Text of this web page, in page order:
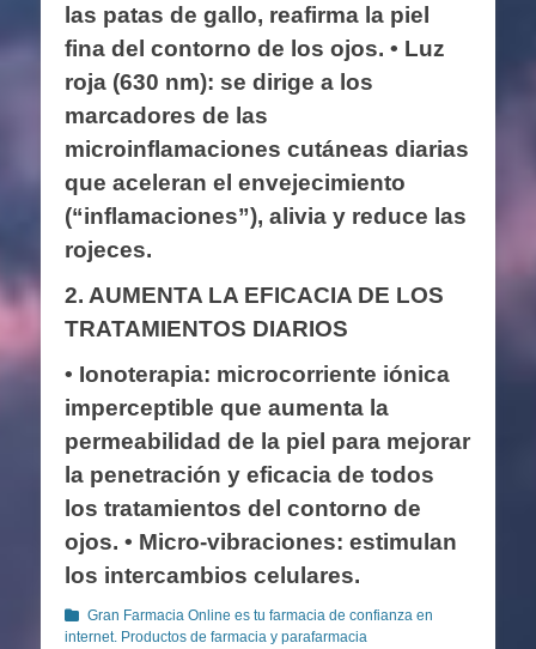
las patas de gallo, reafirma la piel
fina del contorno de los ojos. • Luz
roja (630 nm): se dirige a los
marcadores de las
microinflamaciones cutáneas diarias
que aceleran el envejecimiento
(“inflamaciones”), alivia y reduce las
rojeces.
2. AUMENTA LA EFICACIA DE LOS
TRATAMIENTOS DIARIOS
• Ionoterapia: microcorriente iónica
imperceptible que aumenta la
permeabilidad de la piel para mejorar
la penetración y eficacia de todos
los tratamientos del contorno de
ojos. • Micro-vibraciones: estimulan
los intercambios celulares.
Categorías
Gran Farmacia Online es tu farmacia de confianza en
internet. Productos de farmacia y parafarmacia